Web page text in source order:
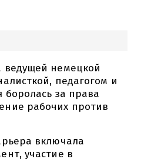
ведущей немецкой
педагогом и
боролась за права
рабочих против
включала
участие в